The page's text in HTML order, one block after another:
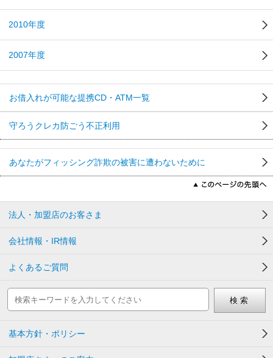
2010年度
2007年度
お借入れが可能な提携CD・ATM一覧
守ろうクレカ防ごう不正利用
あなたがフィッシング詐欺の被害に遭わないために
法人・加盟店のお客さま
会社情報・IR情報
よくあるご質問
基本方針・ポリシー